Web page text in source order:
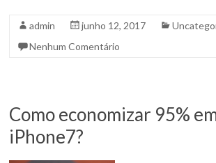
admin junho 12, 2017
Nenhum Comentário
Como economizar 95%
iPhone7?